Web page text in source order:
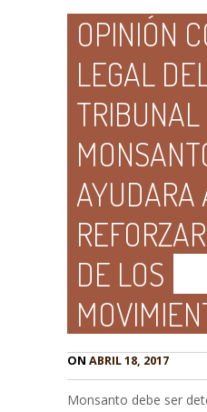
OPINIÓN
LEGAL
TRIBUNAL
AYUDARA
DE LOS
ON ABRIL 18, 2017
Monsanto debe ser